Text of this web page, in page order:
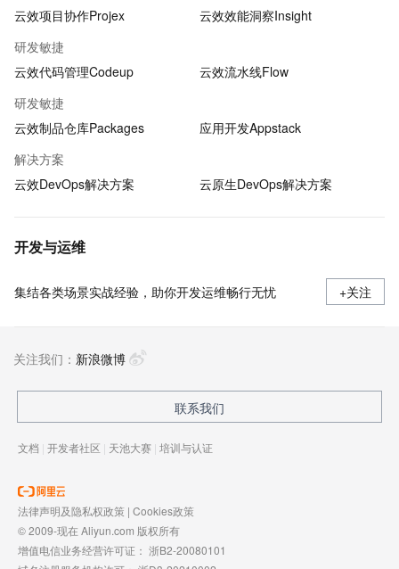
云效项目协作Projex
云效效能洞察Insight
研发敏捷
云效代码管理Codeup
云效流水线Flow
研发敏捷
云效制品仓库Packages
应用开发Appstack
解决方案
云效DevOps解决方案
云原生DevOps解决方案
开发与运维
集结各类场景实战经验，助你开发运维畅行无忧 +关注
关注我们： 新浪微博
联系我们
文档 | 开发者社区 | 天池大赛 | 培训与认证
法律声明及隐私权政策 | Cookies政策
© 2009-现在 Aliyun.com 版权所有
增值电信业务经营许可证： 浙B2-20080101